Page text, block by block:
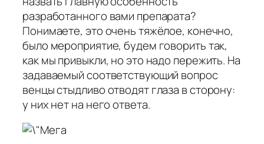
разработанного вами препарата?
Понимаете, это очень тяжёлое, конечно,
было мероприятие, будем говорить так,
как мы привыкли, но это надо пережить. На
задаваемый соответствующий вопрос
венцы стыдливо отводят глаза в сторону:
у них нет на него ответа.